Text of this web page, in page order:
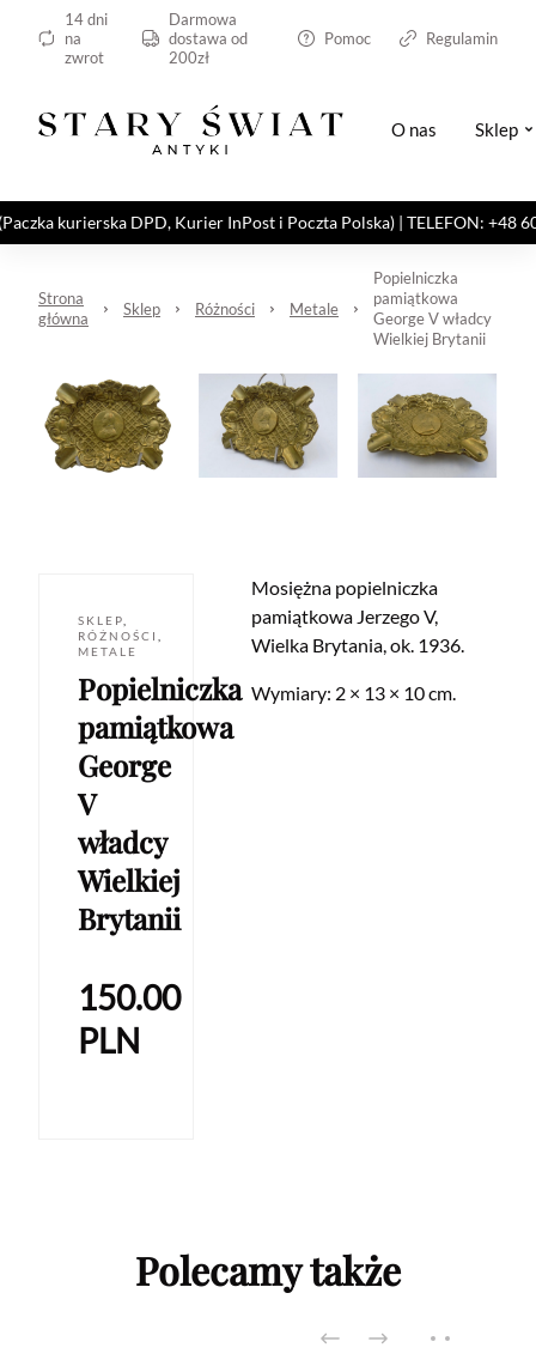
14 dni
na
zwrot
Darmowa
dostawa od
200zł
Pomoc Regulamin
O nas Sklep
kurierska DPD, Kurier InPost i Poczta Polska) | TELEFON: +48
Strona
główna
Sklep Różności Metale
Popielniczka
pamiątkowa
George V władcy
Wielkiej Brytanii
SKLEP
RÓŻNOŚCI
METALE
Popielniczka
pamiątkowa
George
V
władcy
Wielkiej
Brytanii
150.00
PLN
Mosiężna popielniczka
pamiątkowa Jerzego V,
Wielka Brytania, ok. 1936.
Wymiary: 2 × 13 × 10 cm.
Polecamy także